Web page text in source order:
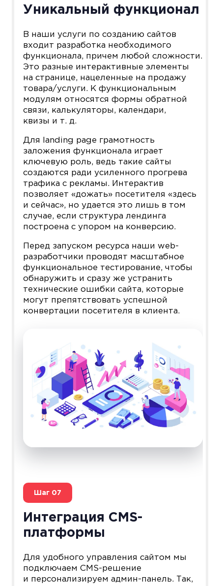
Уникальный функционал
В наши услуги по созданию сайтов
входит разработка необходимого
функционала, причем любой сложности.
Это разные интерактивные элементы
на странице, нацеленные на продажу
товара/услуги. К функциональным
модулям относятся формы обратной
связи, калькуляторы, календари,
квизы и т. д.
Для landing page грамотность
заложения функционала играет
ключевую роль, ведь такие сайты
создаются ради усиленного прогрева
трафика с рекламы. Интерактив
позволяет «дожать» посетителя «здесь
и сейчас», но удается это лишь в том
случае, если структура лендинга
построена с упором на конверсию.
Перед запуском ресурса наши web-
разработчики проводят масштабное
функциональное тестирование, чтобы
обнаружить и сразу же устранить
технические ошибки сайта, которые
могут препятствовать успешной
конвертации посетителя в клиента.
Шаг 07
Интеграция CMS-
платформы
Для удобного управления сайтом мы
подключаем CMS-решение
и персонализируем админ-панель. Так,